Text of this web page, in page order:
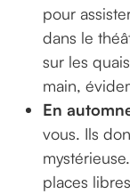
pour
dans le
sur les
main,
En
vous. Ils
places